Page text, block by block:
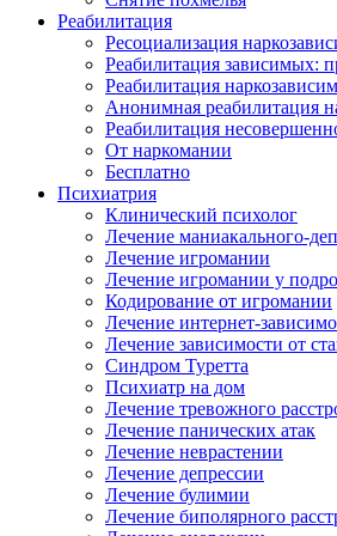
Реабилитация
Ресоциализация
Реабилитация зависимых:
Реабилитация
Анонимная реабилитация
Реабилитация
От наркомании
Бесплатно
Психиатрия
Клинический психолог
Лечение маниакального-
Лечение игромании
Лечение игромании у
Кодирование от игромании
Лечение интернет-
Лечение зависимости от
Синдром Туретта
Психиатр на дом
Лечение тревожного
Лечение панических атак
Лечение неврастении
Лечение депрессии
Лечение булимии
Лечение биполярного